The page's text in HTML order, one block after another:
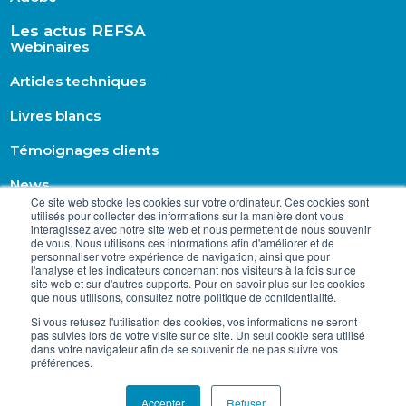
Ce site web stocke les cookies sur votre ordinateur. Ces cookies sont
utilisés pour collecter des informations sur la manière dont vous
interagissez avec notre site web et nous permettent de nous souvenir
de vous. Nous utilisons ces informations afin d'améliorer et de
personnaliser votre expérience de navigation, ainsi que pour
l'analyse et les indicateurs concernant nos visiteurs à la fois sur ce
site web et sur d'autres supports. Pour en savoir plus sur les cookies
que nous utilisons, consultez notre politique de confidentialité.
Si vous refusez l'utilisation des cookies, vos informations ne seront
pas suivies lors de votre visite sur ce site. Un seul cookie sera utilisé
dans votre navigateur afin de se souvenir de ne pas suivre vos
préférences.
Accepter Refuser
Les actus REFSA
Webinaires
Articles techniques
Livres blancs
Témoignages clients
News
@2026 – REFSA. Tous droits réservés.